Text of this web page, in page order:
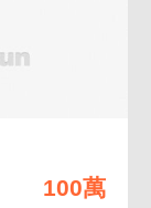
100萬